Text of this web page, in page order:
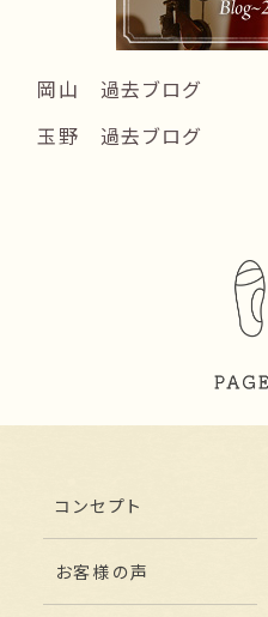
岡山 過去ブログ
玉野 過去ブログ
コンセプト
お客様の声